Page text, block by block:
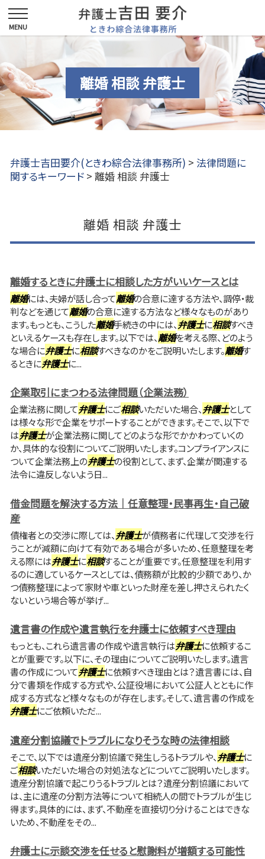
離婚 相談 弁護士
弁護士吉田要介(ときわ綜合法律事務所) > 法律問題に
関するキーワード > 離婚 相談 弁護士
離婚 相談 弁護士
離婚するときに弁護士に相談した方がいいケースとは
離婚には、夫婦が話し合って離婚の合意に達する方法や、調停・裁
判などを通じて離婚の合意に達する方法など様々なものがあり
ます。もっとも、こうした離婚手続きの中には、 弁護士に相談すべき
といえるケースも存在します。以下では、離婚を考える際、どのよう
な場合に弁護士に相談すべきなのかをご説明いたします。離婚す
るときに弁護士に...
企業取引にまつわる法律問題（企業法務）
企業法務に関して弁護士にご相談いただいた場合、 弁護士として
は様々な形で企業をサポートすることができます。そこで、以下で
は弁護士が企業法務に関してどのような形でかかわっていくの
か、具体的な役割についてご説明いたします。コンプライアンスに
ついて企業法務上の弁護士の役割として、まず、企業が関連する
法令に違反しないよう日...
借金問題を解決する方法｜任意整理・民事再生・自己破
産
債権者との交渉に際しては、 弁護士が債務者に代理して交渉を行
うことが減額に向けて有効である場合が多いため、任意整理を考
える際には弁護士に相談することが重要です。任意整理を利用す
るのに適しているケースとしては、債務額が比較的少額であり、か
つ債務整理によって家財や車といった財産を差し押さえられたく
ないという場合等が挙げ...
遺言書の作成や遺言執行を弁護士に依頼すべき理由
もっとも、これら遺言書の作成や遺言執行は弁護士に依頼するこ
とが重要です。以下に、その理由についてご説明いたします。遺言
書の作成について弁護士に依頼すべき理由とは？遺言書には、自
分で書類を作成する方式や、公証役場において公証人とともに作
成する方式など様々なものが存在します。そして、遺言書の作成を
弁護士にご依頼いただ...
遺産分割協議でトラブルになりそうな時の法律相談
そこで、以下では遺産分割協議で発生しうるトラブルや、 弁護士に
ご相談いただいた場合の対処法などについてご説明いたします。
遺産分割協議で起こりうるトラブルとは？遺産分割協議において
は、主に遺産の分割方法等について相続人の間でトラブルが生じ
得ます。具体的には、まず、不動産を直接切り分けることはできな
いため、不動産をその...
弁護士に示談交渉を任せると慰謝料が増額する可能性